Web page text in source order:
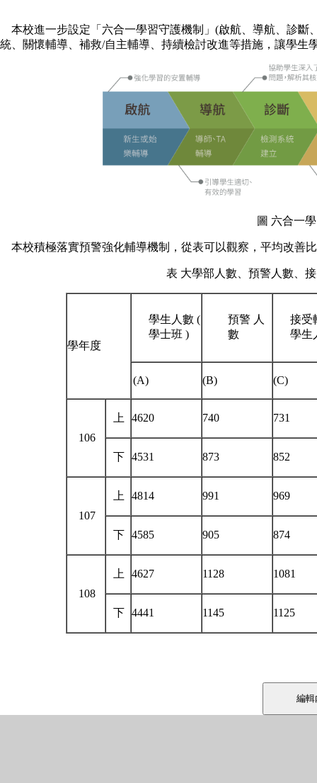
本校進一步設定「六合一學習守護機制」(啟航、導航、診斷
統、關懷輔導、補救/自主輔導、持續檢討改進等措施，讓學生
圖 六合一
本校積極落實預警強化輔導機制，從表可以觀察，平均改善
表 大學部人數、預警人數、
學年度
學生人數 (
學士班 )
預警 人
數
接受
學生
(A) (B) (C)
106
上 4620 740 731
下 4531 873 852
107
上 4814 991 969
下 4585 905 874
108
上 4627 1128 1081
下 4441 1145 1125